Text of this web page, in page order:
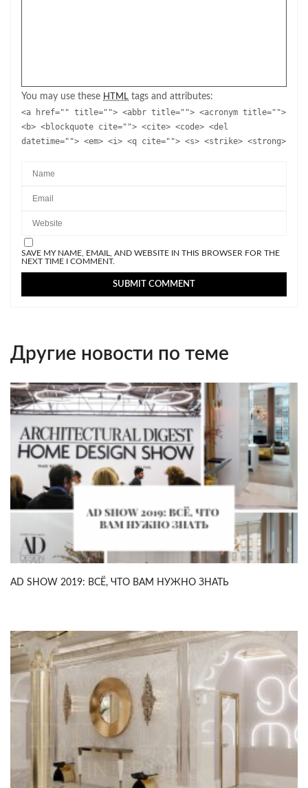
You may use these HTML tags and attributes:
<a href="" title=""> <abbr title=""> <acronym title="">
<b> <blockquote cite=""> <cite> <code> <del
datetime=""> <em> <i> <q cite=""> <s> <strike> <strong>
SAVE MY NAME, EMAIL, AND WEBSITE IN THIS BROWSER FOR THE
NEXT TIME I COMMENT.
Другие новости по теме
AD SHOW 2019: ВСЁ, ЧТО ВАМ НУЖНО ЗНАТЬ